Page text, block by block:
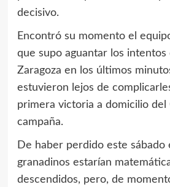
decisivo.
Encontró su momento el
que supo aguantar los intentos
Zaragoza en los últimos
estuvieron lejos de
primera victoria a domicilio del
campaña.
De haber perdido este sábado
granadinos estarían
descendidos, pero, de